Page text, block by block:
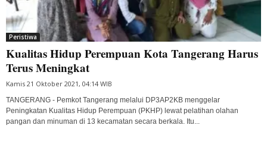
Peristiwa
Kualitas Hidup Perempuan Kota Tangerang Harus
Terus Meningkat
Kamis 21 Oktober 2021, 04:14 WIB
TANGERANG - Pemkot Tangerang melalui DP3AP2KB menggelar
Peningkatan Kualitas Hidup Perempuan (PKHP) lewat pelatihan olahan
pangan dan minuman di 13 kecamatan secara berkala. Itu...